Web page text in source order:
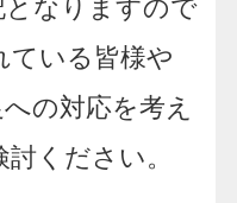
となりますので
ている皆様や
の対応を考え
ください。